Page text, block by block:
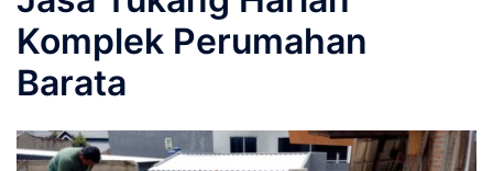
Komplek Perumahan
Barata